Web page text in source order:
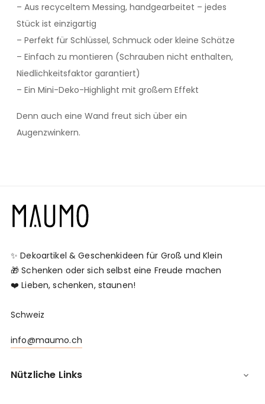
– Aus recyceltem Messing, handgearbeitet – jedes
Stück ist einzigartig
– Perfekt für Schlüssel, Schmuck oder kleine Schätze
– Einfach zu montieren (Schrauben nicht enthalten,
Niedlichkeitsfaktor garantiert)
– Ein Mini-Deko-Highlight mit großem Effekt
Denn auch eine Wand freut sich über ein
Augenzwinkern.
✨ Dekoartikel & Geschenkideen für Groß und Klein
🎁 Schenken oder sich selbst eine Freude machen
❤️ Lieben, schenken, staunen!
Schweiz
info@maumo.ch
Nützliche Links 